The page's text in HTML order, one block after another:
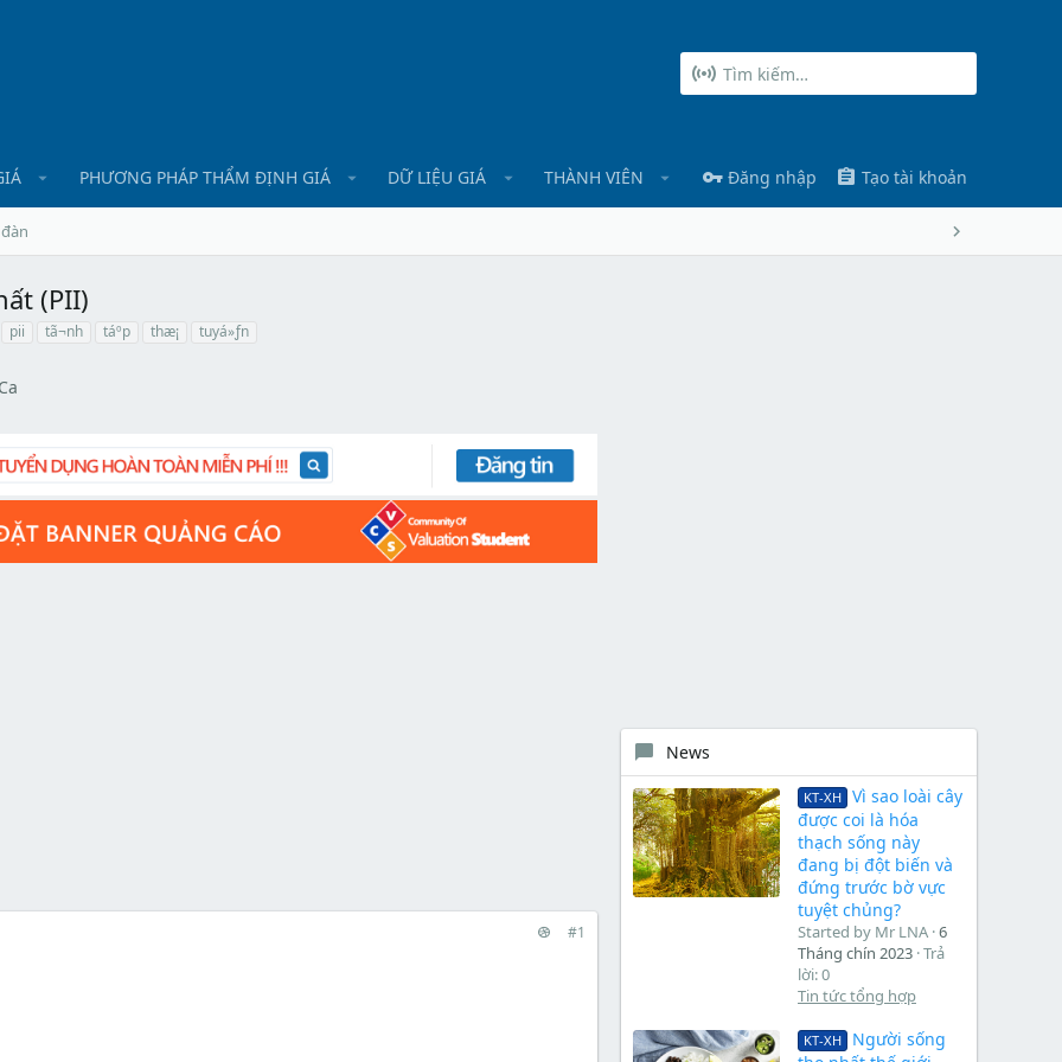
PHƯƠNG PHÁP THẨM ĐỊNH GIÁ DỮ LIỆU GIÁ THÀNH VIÊN Đăng nhập Tạo tài khoản
(PII)
pii tã¬nh táº­p thæ¡ tuyá»ƒn
#1
News
KT-XH
Vì sao loài cây
được coi là hóa
thạch sống này
đang bị đột biến và
đứng trước bờ vực
tuyệt chủng?
Started by Mr LNA 6
Tháng chín 2023 Trả
lời: 0
Tin tức tổng hợp
KT-XH
Người sống